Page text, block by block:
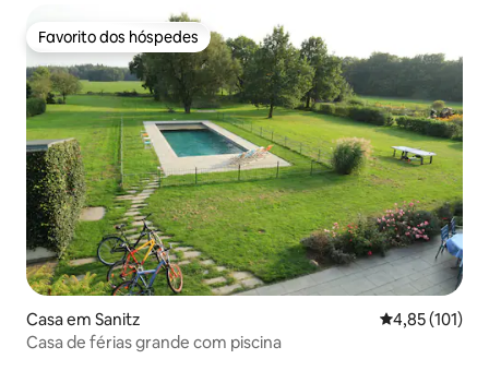
Favorito dos hóspedes
Favorito dos hóspedes
Casa em Sanitz Classificação
4,85 (101)
Casa de férias grande com piscina